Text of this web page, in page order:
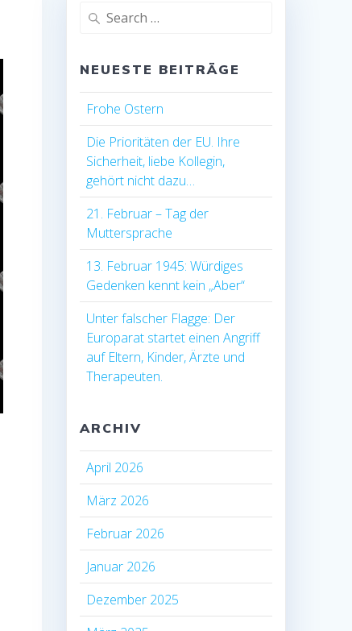
Search
NEUESTE BEITRÄGE
Frohe Ostern
Die Prioritäten der EU. Ihre
Sicherheit, liebe Kollegin,
gehört nicht dazu…
21. Februar – Tag der
Muttersprache
13. Februar 1945: Würdiges
Gedenken kennt kein „Aber“
Unter falscher Flagge: Der
Europarat startet einen Angriff
auf Eltern, Kinder, Ärzte und
Therapeuten.
ARCHIV
April 2026
März 2026
Februar 2026
Januar 2026
Dezember 2025